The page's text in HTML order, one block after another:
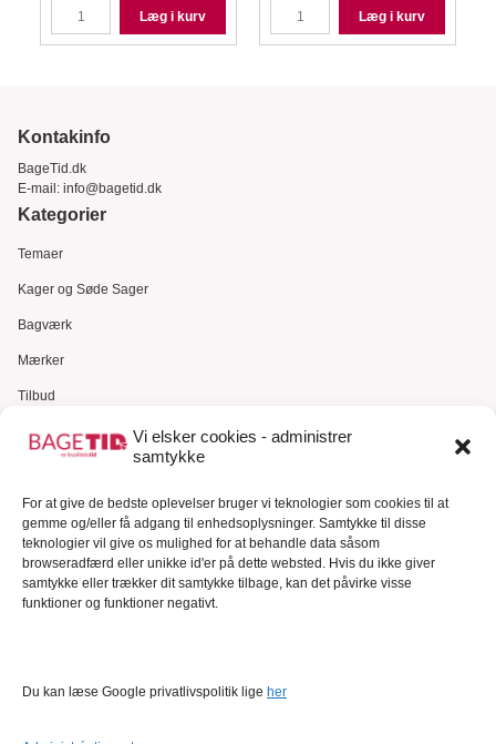
Vi elsker cookies - administrer
samtykke
For at give de bedste oplevelser bruger vi teknologier som cookies til at
gemme og/eller få adgang til enhedsoplysninger. Samtykke til disse
teknologier vil give os mulighed for at behandle data såsom
browseradfærd eller unikke id'er på dette websted. Hvis du ikke giver
samtykke eller trækker dit samtykke tilbage, kan det påvirke visse
funktioner og funktioner negativt.
Du kan læse Google privatlivspolitik lige her
Læg i kurv Læg i kurv
Kontakinfo
BageTid.dk
E-mail: info@bagetid.dk
Kategorier
Temaer
Kager og Søde Sager
Bagværk
Mærker
Tilbud
Gavekort
Kundeservice
Kundeservice
FAQ – Ofte stillede spørgsmål
Om Bagetid.dk
Se Fødevarestyrelsens smiley-rapporter